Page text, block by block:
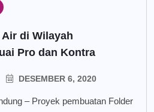
di Wilayah
Pro dan Kontra
DESEMBER 6, 2020
– Proyek pembuatan Folder